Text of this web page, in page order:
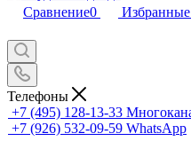
Сравнение0
Телефоны
+7 (495) 128-13-33
+7 (926) 532-09-59 WhatsApp